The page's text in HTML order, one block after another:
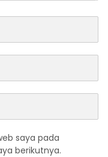
saya pada
berikutnya.